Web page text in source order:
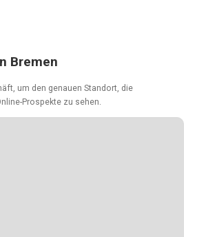
Bremen
um den genauen Standort, die
Prospekte zu sehen.